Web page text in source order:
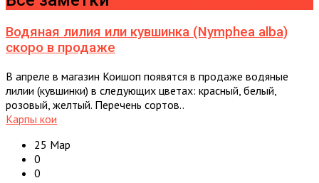
Водяная лилия или кувшинка (Nymphea alba)
скоро в продаже
В апреле в магазин Коишоп появятся в продаже водяные
лилии (кувшинки) в следующих цветах: красный, белый,
розовый, желтый. Перечень сортов..
Карпы кои
25 Мар
0
0